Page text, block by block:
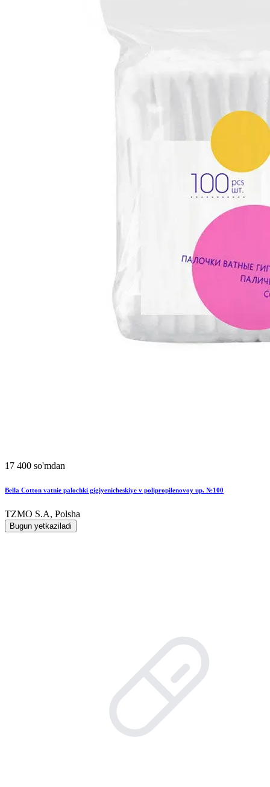
17 400 so'mdan
Bella Cotton vatnie palochki gigiyenicheskiye v polipropilenovoy up. №100
TZMO S.A, Polsha
Bugun yetkaziladi